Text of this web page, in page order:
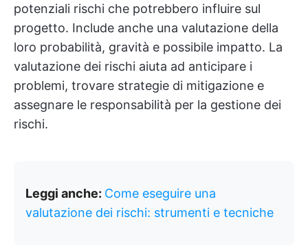
potenziali rischi che potrebbero influire sul
progetto. Include anche una valutazione della
loro probabilità, gravità e possibile impatto. La
valutazione dei rischi aiuta ad anticipare i
problemi, trovare strategie di mitigazione e
assegnare le responsabilità per la gestione dei
rischi.
Leggi anche: Come eseguire una
valutazione dei rischi: strumenti e tecniche